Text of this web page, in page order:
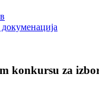
konkursu za